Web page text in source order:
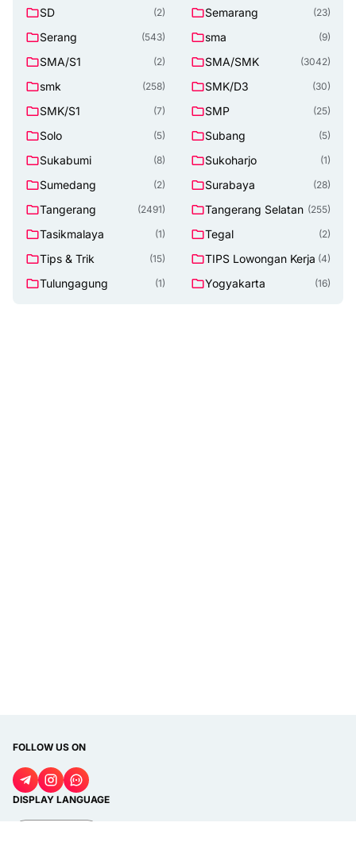
SD (2) Semarang (23)
Serang (543) sma (9)
SMA/S1 (2) SMA/SMK (3042)
smk (258) SMK/D3 (30)
SMK/S1 (7) SMP (25)
Solo (5) Subang (5)
Sukabumi (8) Sukoharjo (1)
Sumedang (2) Surabaya (28)
Tangerang (2491) Tangerang Selatan (255)
Tasikmalaya (1) Tegal (2)
Tips & Trik (15) TIPS Lowongan Kerja (4)
Tulungagung (1) Yogyakarta (16)
FOLLOW US ON
DISPLAY LANGUAGE